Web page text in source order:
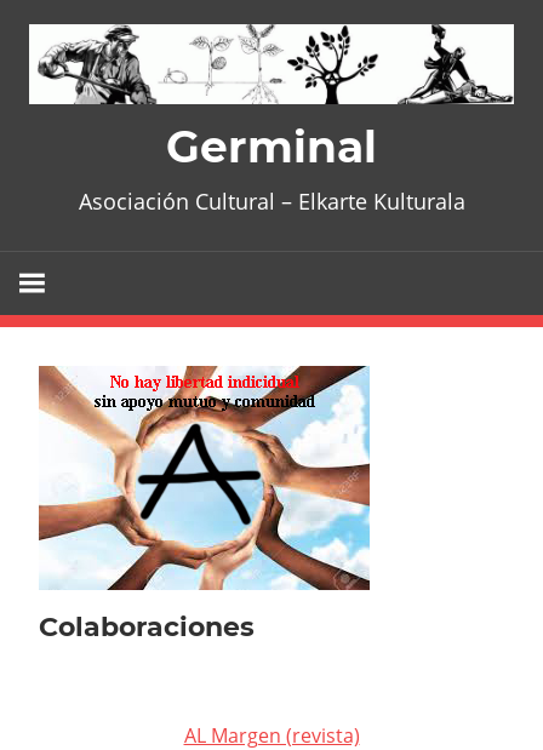
content
Germinal
Asociación Cultural – Elkarte Kulturala
Colaboraciones
AL Margen (revista)